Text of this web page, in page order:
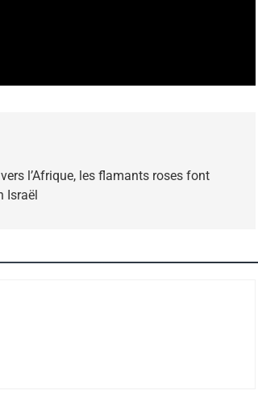
l’Afrique, les flamants roses font
Israël